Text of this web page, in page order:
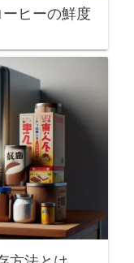
ヒーの鮮度